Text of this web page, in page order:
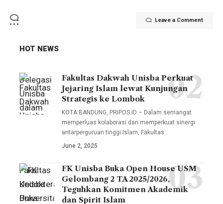
Leave a Comment
HOT NEWS
Delegasi
Unisba
dalam
sejumlah
Fakultas Dakwah Unisba Perkuat
Jejaring Islam lewat Kunjungan
Strategis ke Lombok
KOTA BANDUNG, PRIPOS.ID – Dalam semangat
memperluas kolaborasi dan memperkuat sinergi
antarperguruan tinggi Islam, Fakultas…
June 2, 2025
Fakultas
Kedokteran
Universitas
FK Unisba Buka Open House USM
Gelombang 2 TA 2025/2026,
Teguhkan Komitmen Akademik
dan Spirit Islam